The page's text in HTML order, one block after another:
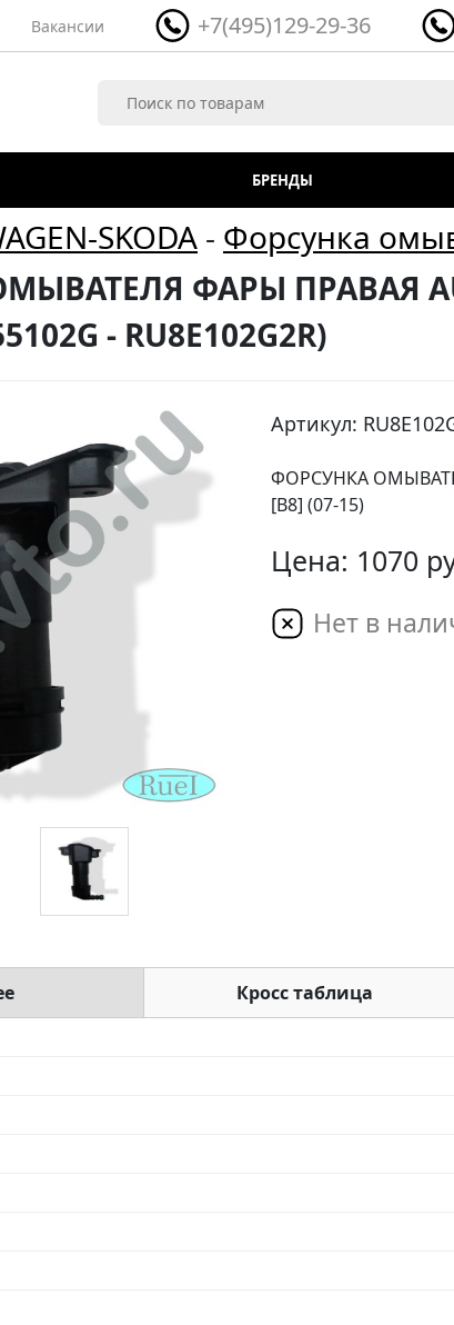
Вакансии +7(495)129-29-36
БРЕНДЫ
SKODA - Форсунка
ФАРЫ ПРАВАЯ
- RU8E102G2R)
Артикул:
ФОРСУНКА
[B8] (07-15)
Цена: 1070
Нет в
Кросс таблица